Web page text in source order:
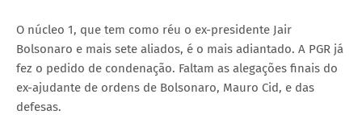
O núcleo 1, que tem como réu o ex-presidente Jair
Bolsonaro e mais sete aliados, é o mais adiantado. A PGR já
fez o pedido de condenação. Faltam as alegações finais do
ex-ajudante de ordens de Bolsonaro, Mauro Cid, e das
defesas.